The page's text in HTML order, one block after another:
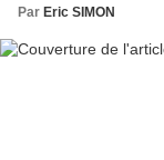
Par Eric SIMON